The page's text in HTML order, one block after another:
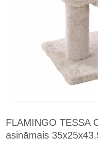
FLAMINGO TESSA
asināmais